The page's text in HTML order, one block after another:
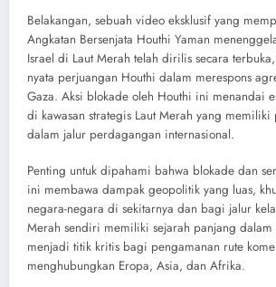
Belakangan, sebuah video eksklusif yang
Angkatan Bersenjata Houthi Yaman
Israel di Laut Merah telah dirilis secara
nyata perjuangan Houthi dalam merespons
Gaza. Aksi blokade oleh Houthi ini menandai
di kawasan strategis Laut Merah yang
dalam jalur perdagangan internasional.
Penting untuk dipahami bahwa blokade dan
ini membawa dampak geopolitik yang luas,
negara-negara di sekitarnya dan bagi jalur
Merah sendiri memiliki sejarah panjang
menjadi titik kritis bagi pengamanan rute
menghubungkan Eropa, Asia, dan Afrika.